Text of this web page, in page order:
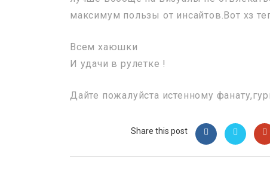
максимум пользы от инсайтов.Вот хз
Всем хаюшки
И удачи в рулетке !
Дайте пожалуйста истенному
Share this post